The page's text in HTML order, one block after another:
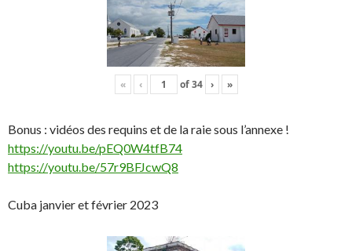
« ‹ of34 › »
Bonus : vidéos des requins et de la raie sous l’annexe !
https://youtu.be/pEQ0W4tfB74
https://youtu.be/57r9BFJcwQ8
Cuba janvier et février 2023